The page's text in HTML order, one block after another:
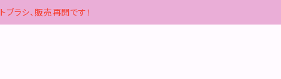
ブラシ、販売再開です！